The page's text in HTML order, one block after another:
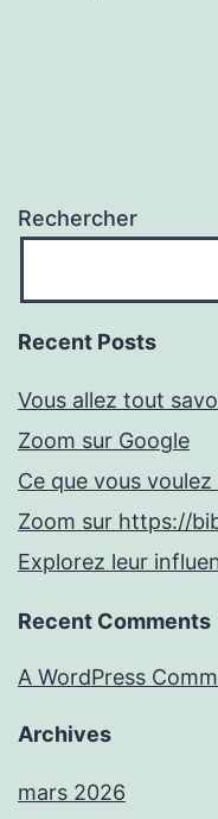
Rechercher
Recent Posts
Vous allez tout
Zoom sur Google
Ce que vous
Zoom sur https://
Explorez leur
Recent Comments
A WordPress
Archives
mars 2026